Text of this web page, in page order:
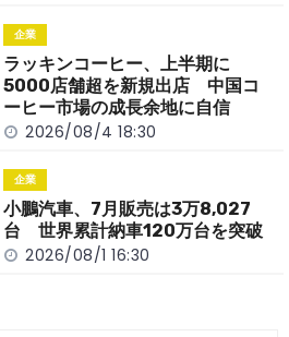
企業
ラッキンコーヒー、上半期に
5000店舗超を新規出店 中国コ
ーヒー市場の成長余地に自信
2026/08/4 18:30
企業
小鵬汽車、7月販売は3万8,027
台 世界累計納車120万台を突破
2026/08/1 16:30